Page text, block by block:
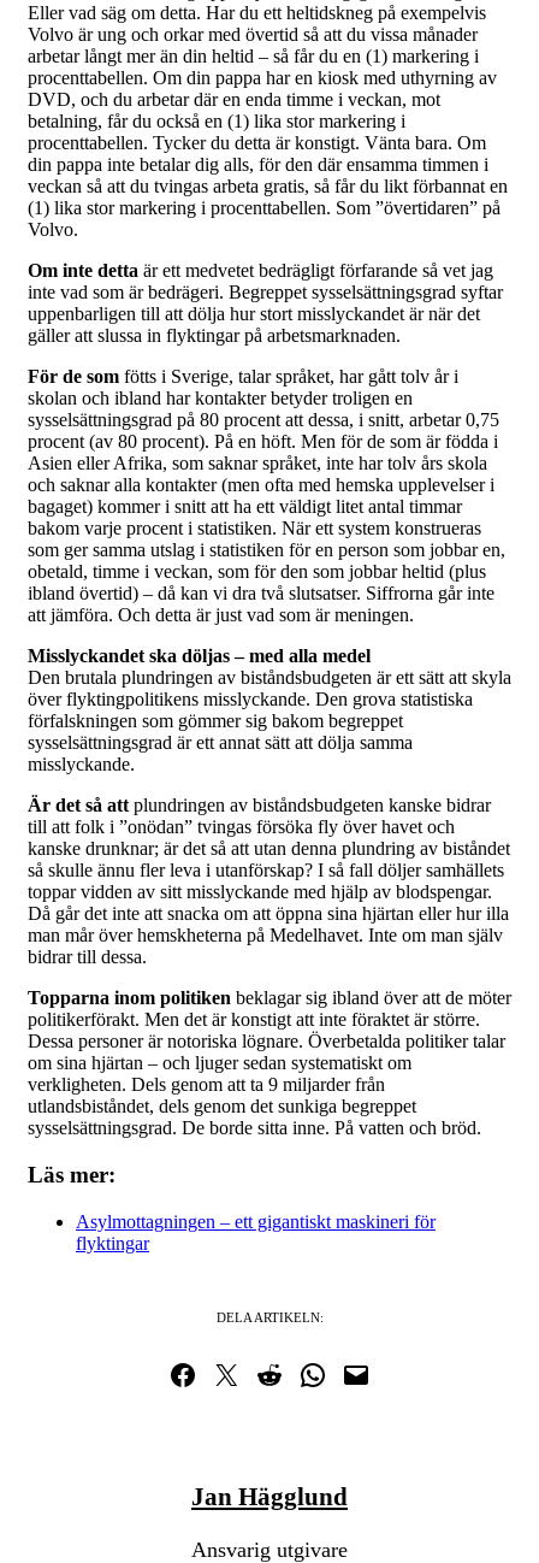
Eller vad säg om detta. Har du ett heltidskneg på exempelvis
Volvo är ung och orkar med övertid så att du vissa månader
arbetar långt mer än din heltid – så får du en (1) markering i
procenttabellen. Om din pappa har en kiosk med uthyrning av
DVD, och du arbetar där en enda timme i veckan, mot
betalning, får du också en (1) lika stor markering i
procenttabellen. Tycker du detta är konstigt. Vänta bara. Om
din pappa inte betalar dig alls, för den där ensamma timmen i
veckan så att du tvingas arbeta gratis, så får du likt förbannat en
(1) lika stor markering i procenttabellen. Som ”övertidaren” på
Volvo.
Om inte detta är ett medvetet bedrägligt förfarande så vet jag
inte vad som är bedrägeri. Begreppet sysselsättningsgrad syftar
uppenbarligen till att dölja hur stort misslyckandet är när det
gäller att slussa in flyktingar på arbetsmarknaden.
För de som fötts i Sverige, talar språket, har gått tolv år i
skolan och ibland har kontakter betyder troligen en
sysselsättningsgrad på 80 procent att dessa, i snitt, arbetar 0,75
procent (av 80 procent). På en höft. Men för de som är födda i
Asien eller Afrika, som saknar språket, inte har tolv års skola
och saknar alla kontakter (men ofta med hemska upplevelser i
bagaget) kommer i snitt att ha ett väldigt litet antal timmar
bakom varje procent i statistiken. När ett system konstrueras
som ger samma utslag i statistiken för en person som jobbar en,
obetald, timme i veckan, som för den som jobbar heltid (plus
ibland övertid) – då kan vi dra två slutsatser. Siffrorna går inte
att jämföra. Och detta är just vad som är meningen.
Misslyckandet ska döljas – med alla medel
Den brutala plundringen av biståndsbudgeten är ett sätt att skyla
över flyktingpolitikens misslyckande. Den grova statistiska
förfalskningen som gömmer sig bakom begreppet
sysselsättningsgrad är ett annat sätt att dölja samma
misslyckande.
Är det så att plundringen av biståndsbudgeten kanske bidrar
till att folk i ”onödan” tvingas försöka fly över havet och
kanske drunknar; är det så att utan denna plundring av biståndet
så skulle ännu fler leva i utanförskap? I så fall döljer samhällets
toppar vidden av sitt misslyckande med hjälp av blodspengar.
Då går det inte att snacka om att öppna sina hjärtan eller hur illa
man mår över hemskheterna på Medelhavet. Inte om man själv
bidrar till dessa.
Topparna inom politiken beklagar sig ibland över att de möter
politikerförakt. Men det är konstigt att inte föraktet är större.
Dessa personer är notoriska lögnare. Överbetalda politiker talar
om sina hjärtan – och ljuger sedan systematiskt om
verkligheten. Dels genom att ta 9 miljarder från
utlandsbiståndet, dels genom det sunkiga begreppet
sysselsättningsgrad. De borde sitta inne. På vatten och bröd.
Läs mer:
Asylmottagningen – ett gigantiskt maskineri för
flyktingar
DELA ARTIKELN:
Dela på Facebook
Dela på TwitterDela på RedditDela i WhatsApp
Maila en länk
Jan Hägglund
Ansvarig utgivare